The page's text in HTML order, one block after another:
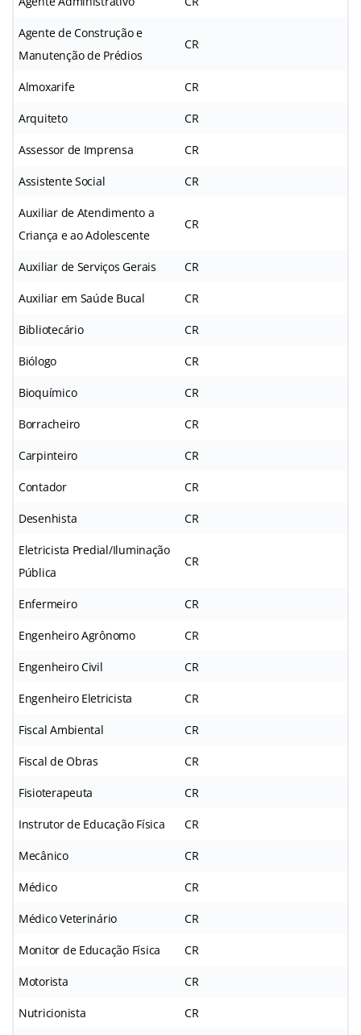
Agente de Construção e
Manutenção de Prédios
CR
Almoxarife CR
Arquiteto CR
Assessor de Imprensa CR
Assistente Social CR
Auxiliar de Atendimento a
Criança e ao Adolescente
CR
Auxiliar de Serviços Gerais CR
Auxiliar em Saúde Bucal CR
Bibliotecário CR
Biólogo CR
Bioquímico CR
Borracheiro CR
Carpinteiro CR
Contador CR
Desenhista CR
Eletricista Predial/Iluminação
Pública
CR
Enfermeiro CR
Engenheiro Agrônomo CR
Engenheiro Civil CR
Engenheiro Eletricista CR
Fiscal Ambiental CR
Fiscal de Obras CR
Fisioterapeuta CR
Instrutor de Educação Física CR
Mecânico CR
Médico CR
Médico Veterinário CR
Monitor de Educação Física CR
Motorista CR
Nutricionista CR